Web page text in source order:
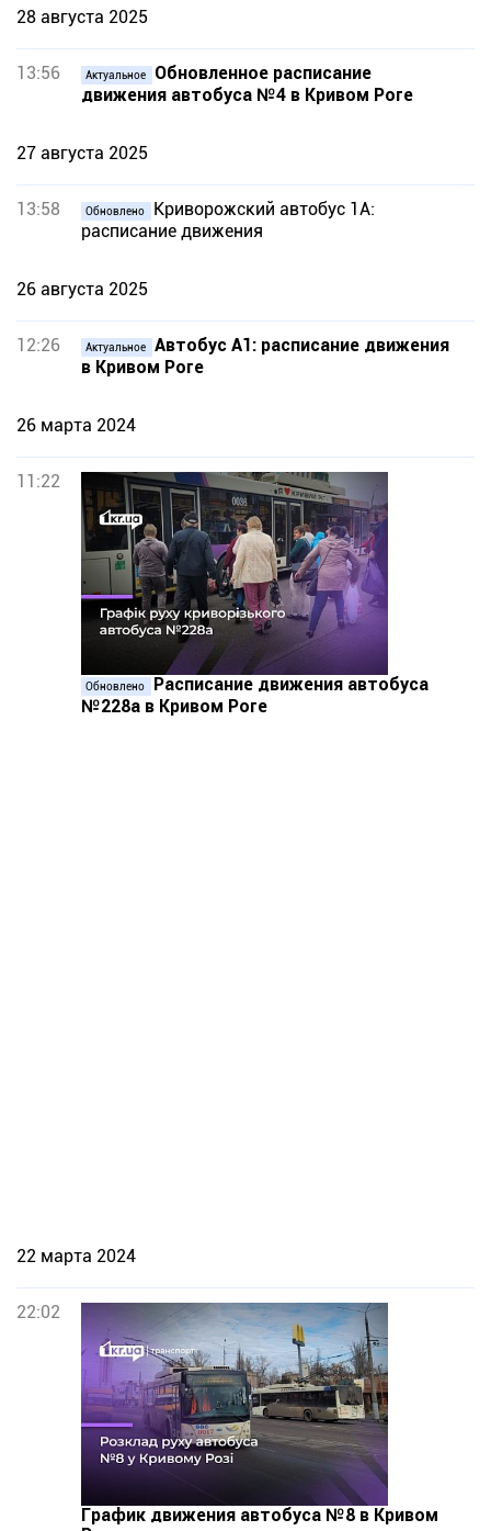
28 августа 2025
13:56 Актуальное
Обновленное расписание
движения автобуса №4 в Кривом Роге
27 августа 2025
13:58 Обновлено
Криворожский автобус 1А:
расписание движения
26 августа 2025
12:26 Актуальное
Автобус А1: расписание движения
в Кривом Роге
26 марта 2024
11:22
Обновлено
Расписание движения автобуса
№228а в Кривом Роге
22 марта 2024
22:02
График движения автобуса №8 в Кривом